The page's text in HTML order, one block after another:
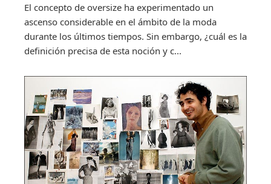
El concepto de oversize ha experimentado un
ascenso considerable en el ámbito de la moda
durante los últimos tiempos. Sin embargo, ¿cuál es la
definición precisa de esta noción y c...